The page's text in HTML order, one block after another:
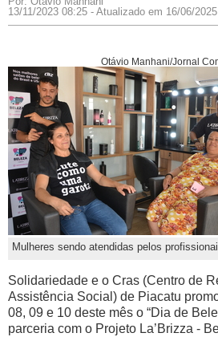
13/11/2023 08:25 - Atualizado em 16/06/
Otávio Manhani/Jornal
Mulheres sendo atendidas pelos
Solidariedade e o Cras (Centro de
Assistência Social) de Piacatu
08, 09 e 10 deste mês o “Dia de
parceria com o Projeto La’Brizza -